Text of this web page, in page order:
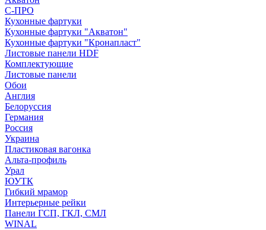
С-ПРО
Кухонные фартуки
Кухонные фартуки "Акватон"
Кухонные фартуки "Кронапласт"
Листовые панели HDF
Комплектующие
Листовые панели
Обои
Англия
Белоруссия
Германия
Россия
Украина
Пластиковая вагонка
Альта-профиль
Урал
ЮУТК
Гибкий мрамор
Интерьерные рейки
Панели ГСП, ГКЛ, СМЛ
WINAL